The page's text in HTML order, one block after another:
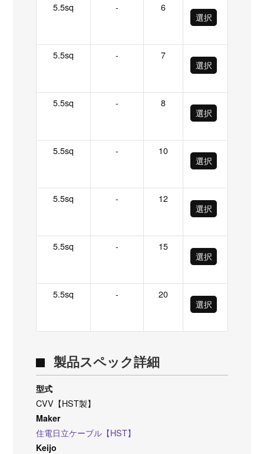
5.5sq -
6
選択
5.5sq -
7
選択
5.5sq -
8
選択
5.5sq -
10
選択
5.5sq -
12
選択
5.5sq -
15
選択
5.5sq -
20
選択
製品スペック詳細
型式
CVV【HST製】
Maker
住電日立ケーブル【HST】
Keijo